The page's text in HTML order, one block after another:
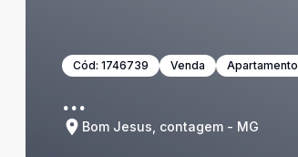
Cód: 1746739 Venda Apartamento
...
Bom Jesus, contagem - MG